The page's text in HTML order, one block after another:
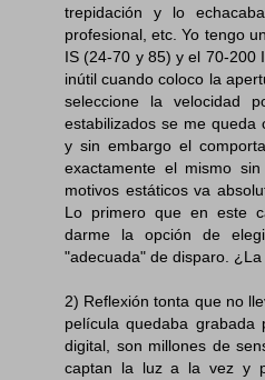
trepidación y lo
profesional, etc. Yo tengo
IS (24-70 y 85) y el 70-200
inútil cuando coloco la
seleccione la velocidad
estabilizados se me
y sin embargo el
exactamente el mismo
motivos estáticos va
Lo primero que en este
darme la opción de
"adecuada" de disparo. ¿La
2) Reflexión tonta que no
película quedaba
digital, son millones de
captan la luz a la vez y